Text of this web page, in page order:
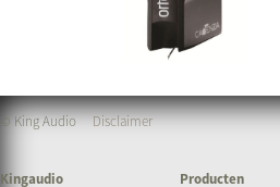
© King AudioDisclaimer
Kingaudio Producten